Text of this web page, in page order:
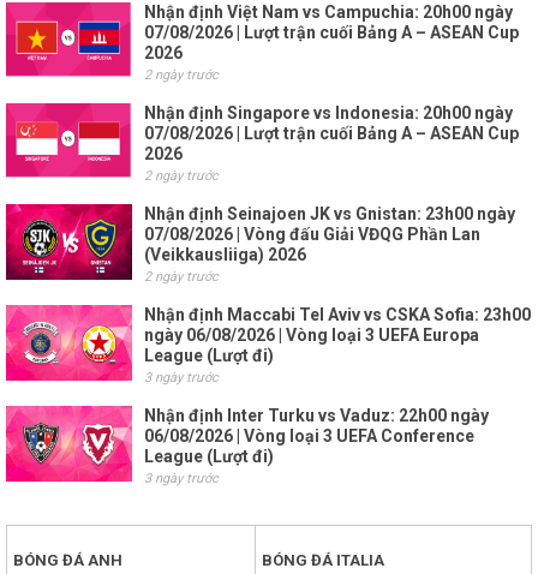
Nhận định Việt Nam vs Campuchia: 20h00 ngày
07/08/2026 | Lượt trận cuối Bảng A – ASEAN Cup
2026
2 ngày trước
Nhận định Singapore vs Indonesia: 20h00 ngày
07/08/2026 | Lượt trận cuối Bảng A – ASEAN Cup
2026
2 ngày trước
Nhận định Seinajoen JK vs Gnistan: 23h00 ngày
07/08/2026 | Vòng đấu Giải VĐQG Phần Lan
(Veikkausliiga) 2026
2 ngày trước
Nhận định Maccabi Tel Aviv vs CSKA Sofia: 23h00
ngày 06/08/2026 | Vòng loại 3 UEFA Europa
League (Lượt đi)
3 ngày trước
Nhận định Inter Turku vs Vaduz: 22h00 ngày
06/08/2026 | Vòng loại 3 UEFA Conference
League (Lượt đi)
3 ngày trước
BÓNG ĐÁ ANH BÓNG ĐÁ ITALIA